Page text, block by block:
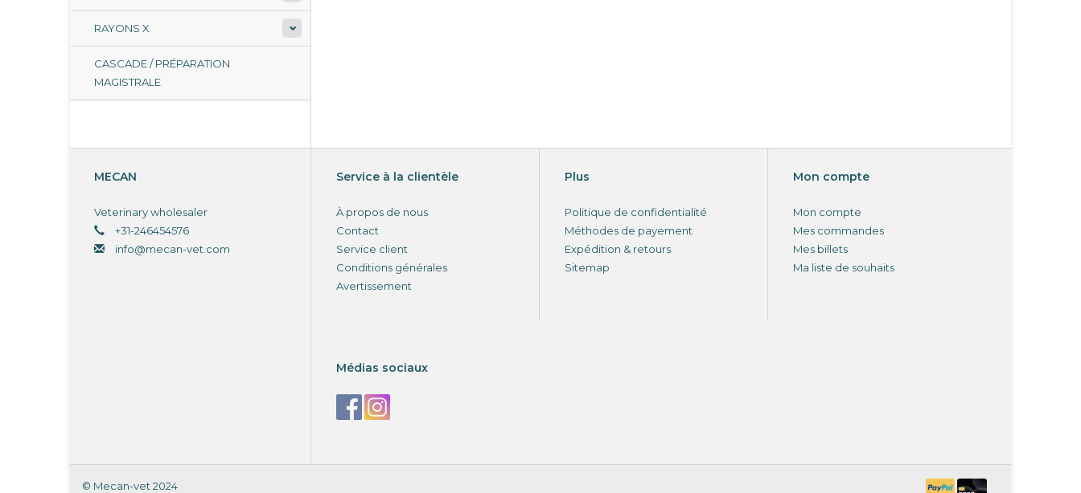
RAYONS X
CASCADE / PRÉPARATION
MAGISTRALE
MECAN
Veterinary wholesaler
+31-246454576
info@mecan-vet.com
Service à la clientèle
À propos de nous
Contact
Service client
Conditions générales
Avertissement
Plus
Politique de confidentialité
Méthodes de payement
Expédition & retours
Sitemap
Mon compte
Mon compte
Mes commandes
Mes billets
Ma liste de souhaits
Médias sociaux